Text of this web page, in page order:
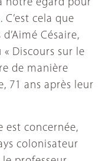
notre égard pour
cela que
Césaire,
Discours sur le
de manière
71 ans après leur
est concernée,
colonisateur